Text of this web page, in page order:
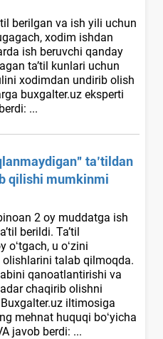
berilgan va ish yili uchun
хodim ishdan
ish beruvchi qanday
ta’til kunlari uchun
хodimdan undirib olish
buxgalter.uz eksperti
...
ta’tildan
qilishi mumkinmi
2 oy muddatga ish
berildi. Ta’til
oʻtgach, u oʻzini
talab qilmoqda.
qanoatlantirishi va
chaqirib olishni
iltimosiga
mehnat huquqi boʻyicha
javob berdi: ...